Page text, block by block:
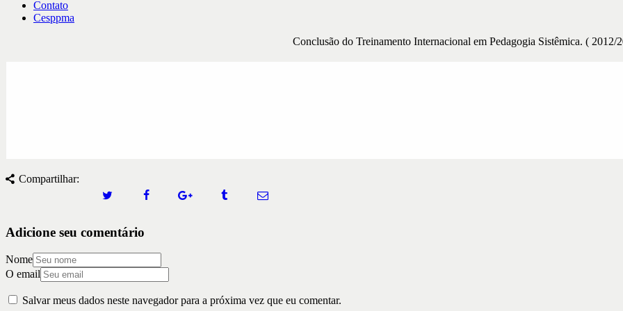
Contato
Cesppma
Conclusão do Treinamento Internacional em Pedagogia Sistêmica. ( 2012/
Compartilhar:
Adicione seu comentário
Nome
O email
Salvar meus dados neste navegador para a próxima vez que eu comentar.